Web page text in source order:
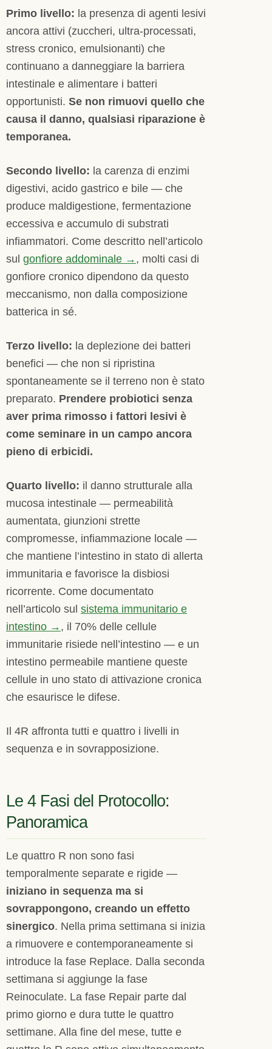
Primo livello: la presenza di agenti lesivi
ancora attivi (zuccheri, ultra-processati,
stress cronico, emulsionanti) che
continuano a danneggiare la barriera
intestinale e alimentare i batteri
opportunisti. Se non rimuovi quello che
causa il danno, qualsiasi riparazione è
temporanea.
Secondo livello: la carenza di enzimi
digestivi, acido gastrico e bile — che
produce maldigestione, fermentazione
eccessiva e accumulo di substrati
infiammatori. Come descritto nell’articolo
sul gonfiore addominale → , molti casi di
gonfiore cronico dipendono da questo
meccanismo, non dalla composizione
batterica in sé.
Terzo livello: la deplezione dei batteri
benefici — che non si ripristina
spontaneamente se il terreno non è stato
preparato. Prendere probiotici senza
aver prima rimosso i fattori lesivi è
come seminare in un campo ancora
pieno di erbicidi.
Quarto livello: il danno strutturale alla
mucosa intestinale — permeabilità
aumentata, giunzioni strette
compromesse, infiammazione locale —
che mantiene l’intestino in stato di allerta
immunitaria e favorisce la disbiosi
ricorrente. Come documentato
nell’articolo sul sistema immunitario e
intestino → , il 70% delle cellule
immunitarie risiede nell’intestino — e un
intestino permeabile mantiene queste
cellule in uno stato di attivazione cronica
che esaurisce le difese.
Il 4R affronta tutti e quattro i livelli in
sequenza e in sovrapposizione.
Le 4 Fasi del Protocollo:
Panoramica
Le quattro R non sono fasi
temporalmente separate e rigide —
iniziano in sequenza ma si
sovrappongono, creando un effetto
sinergico. Nella prima settimana si inizia
a rimuovere e contemporaneamente si
introduce la fase Replace. Dalla seconda
settimana si aggiunge la fase
Reinoculate. La fase Repair parte dal
primo giorno e dura tutte le quattro
settimane. Alla fine del mese, tutte e